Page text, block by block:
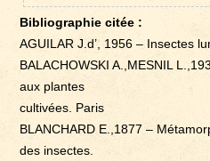
Bibliographie citée :
AGUILAR J.d’, 1956 – Insectes
BALACHOWSKI A.,MESNIL
aux plantes
cultivées. Paris
BLANCHARD E.,1877 –
des insectes.